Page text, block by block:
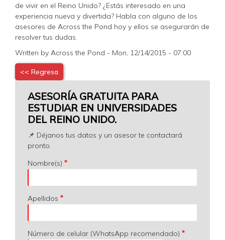
de vivir en el Reino Unido? ¿Estás interesado en una
experiencia nueva y divertida? Habla con alguno de los
asesores de Across the Pond hoy y ellos se asegurarán de
resolver tus dudas.
Written by Across the Pond - Mon, 12/14/2015 - 07:00
<< Regresa
ASESORÍA GRATUITA PARA
ESTUDIAR EN UNIVERSIDADES
DEL REINO UNIDO.
📌 Déjanos tus datos y un asesor te contactará
pronto.
Nombre(s)
Apellidos
Número de celular (WhatsApp recomendado)